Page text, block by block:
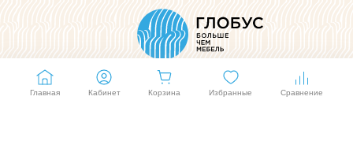
Главная Кабинет Корзина Избранные Сравнение